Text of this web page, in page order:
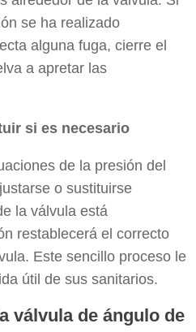
se ha realizado
alguna fuga, cierre el
a apretar las
si es necesario
de la presión del
o sustituirse
la válvula está
restablecerá el correcto
Este sencillo proceso le
útil de sus sanitarios.
válvula de ángulo de